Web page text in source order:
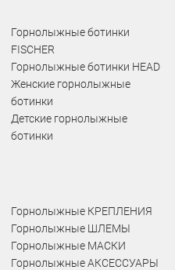
Горнолыжные ботинки
FISCHER
Горнолыжные ботинки HEAD
Женские горнолыжные
ботинки
Детские горнолыжные
ботинки
Горнолыжные КРЕПЛЕНИЯ
Горнолыжные ШЛЕМЫ
Горнолыжные МАСКИ
Горнолыжные АКСЕССУАРЫ